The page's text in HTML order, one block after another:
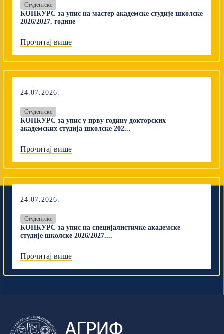
Студентске
КОНКУРС за упис на мастер академске студије школске
2026/2027. године
Прочитај више
24.07.2026.
Студентске
КОНКУРС за упис у прву годину докторских
академских студија школске 202...
Прочитај више
24.07.2026.
Студентске
КОНКУРС за упис на специјалистичке академске
студије школске 2026/2027....
Прочитај више